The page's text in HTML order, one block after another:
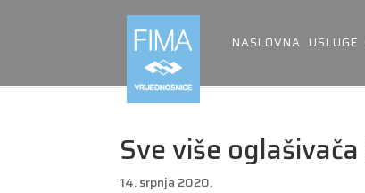
NASLOVNA USLUGE
Sve više
14. srpnja 2020.